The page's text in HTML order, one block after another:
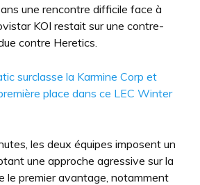
une rencontre difficile face à
KOI restait sur une contre-
contre Heretics.
surclasse la Karmine Corp et
place dans ce LEC Winter
les deux équipes imposent un
une approche agressive sur la
le premier avantage, notamment